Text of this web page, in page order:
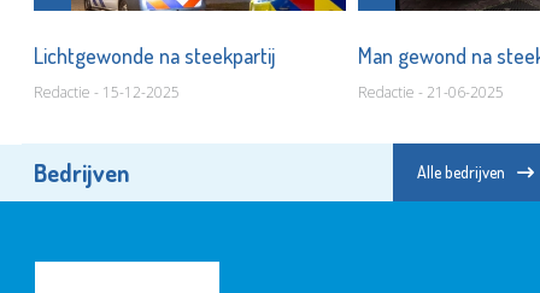
Lichtgewonde na steekpartij
Redactie - 15-12-2025
Man gewond na
Redactie - 21-06-2025
Bedrijven Alle bedrijven